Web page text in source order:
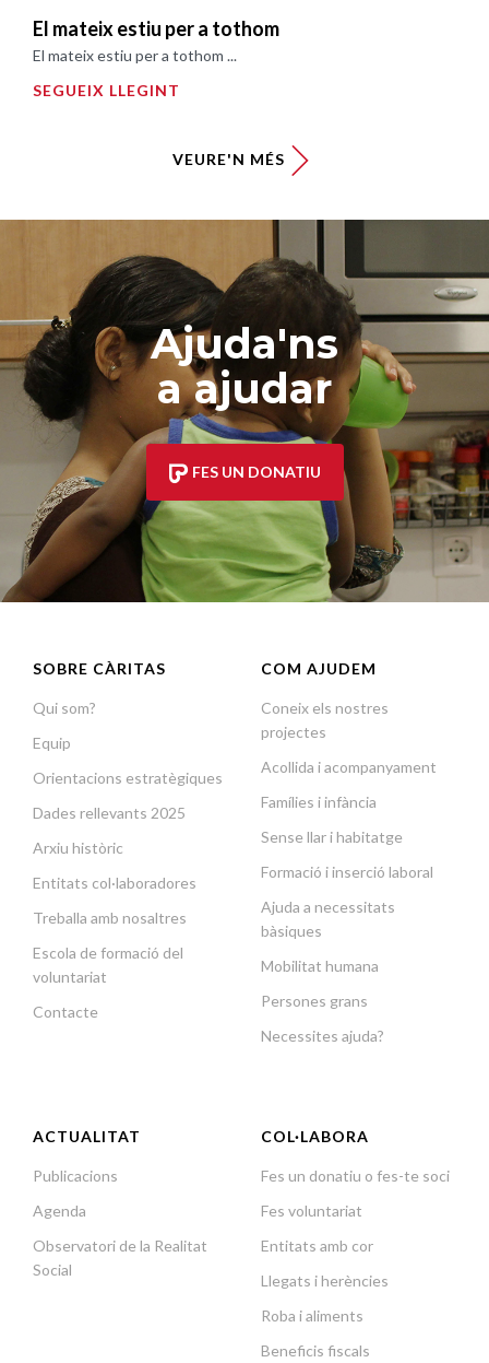
El mateix estiu per a tothom
El mateix estiu per a tothom ...
SEGUEIX LLEGINT
VEURE'N MÉS
Ajuda'ns
a ajudar
FES UN DONATIU
SOBRE CÀRITAS
Qui som?
Equip
Orientacions estratègiques
Dades rellevants 2025
Arxiu històric
Entitats col·laboradores
Treballa amb nosaltres
Escola de formació del
voluntariat
Contacte
COM AJUDEM
Coneix els nostres
projectes
Acollida i acompanyament
Famílies i infància
Sense llar i habitatge
Formació i inserció laboral
Ajuda a necessitats
bàsiques
Mobilitat humana
Persones grans
Necessites ajuda?
ACTUALITAT
Publicacions
Agenda
Observatori de la Realitat
Social
COL·LABORA
Fes un donatiu o fes-te soci
Fes voluntariat
Entitats amb cor
Llegats i herències
Roba i aliments
Beneficis fiscals